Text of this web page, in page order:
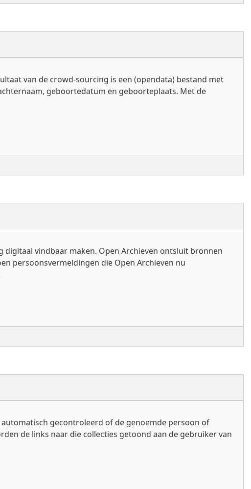
van de crowd-sourcing is een (opendata) bestand met
geboortedatum en geboorteplaats. Met de
vindbaar maken. Open Archieven ontsluit bronnen
persoonsvermeldingen die Open Archieven nu
gecontroleerd of de genoemde persoon of
de links naar die collecties getoond aan de gebruiker van